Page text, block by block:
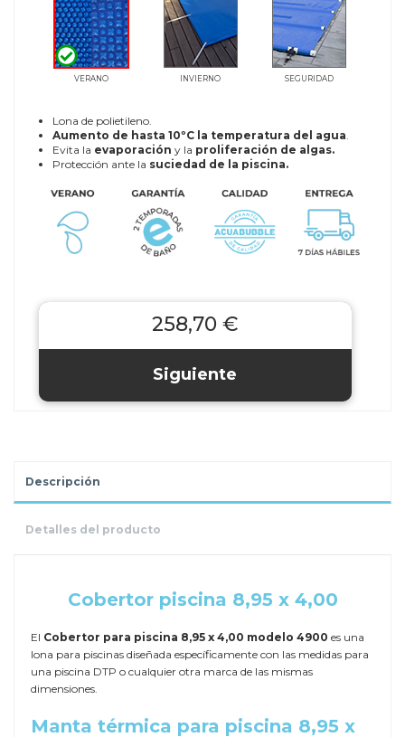
VERANO INVIERNO SEGURIDAD
Lona de polietileno.
Aumento de hasta 10ºC la temperatura del agua.
Evita la evaporación y la proliferación de algas.
Protección ante la suciedad de la piscina.
258,70 €
Descripción
Detalles del producto
Cobertor piscina 8,95 x 4,00
El Cobertor para piscina 8,95 x 4,00 modelo 4900 es una
lona para piscinas diseñada específicamente con las medidas para
una piscina DTP o cualquier otra marca de las mismas
dimensiones.
Manta térmica para piscina 8,95 x